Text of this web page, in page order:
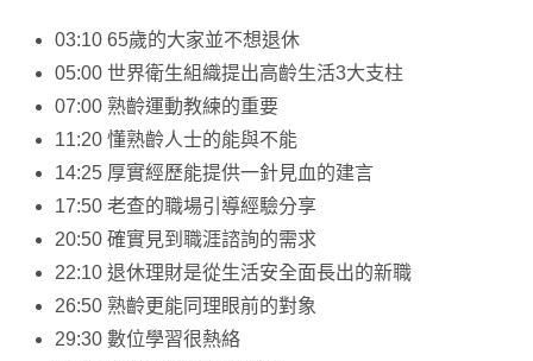
03:10 65歲的大家並不想退休
05:00 世界衛生組織提出高齡生活3大支柱
07:00 熟齡運動教練的重要
11:20 懂熟齡人士的能與不能
14:25 厚實經歷能提供一針見血的建言
17:50 老查的職場引導經驗分享
20:50 確實見到職涯諮詢的需求
22:10 退休理財是從生活安全面長出的新職
26:50 熟齡更能同理眼前的對象
29:30 數位學習很熱絡